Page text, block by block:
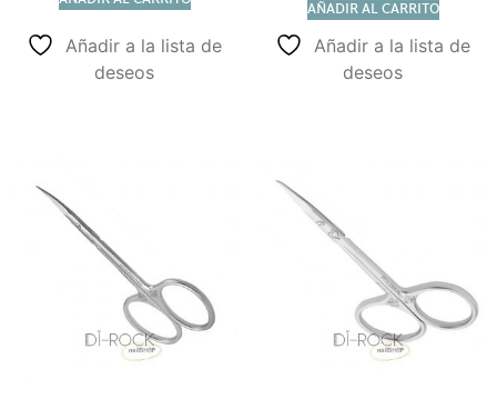
Añadir a la lista de
deseos
AÑADIR AL CARRITO
Añadir a la lista de
deseos